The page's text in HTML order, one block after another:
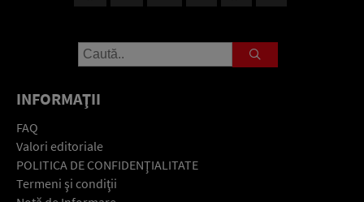
INFORMAŢII
FAQ
Valori editoriale
POLITICA DE CONFIDENŢIALITATE
Termeni şi condiţii